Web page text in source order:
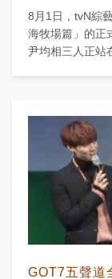
8月1日，tvN綜
海牧場篇」的正式版海報。 海報中，
尹均相三人正站
GOT7五聲